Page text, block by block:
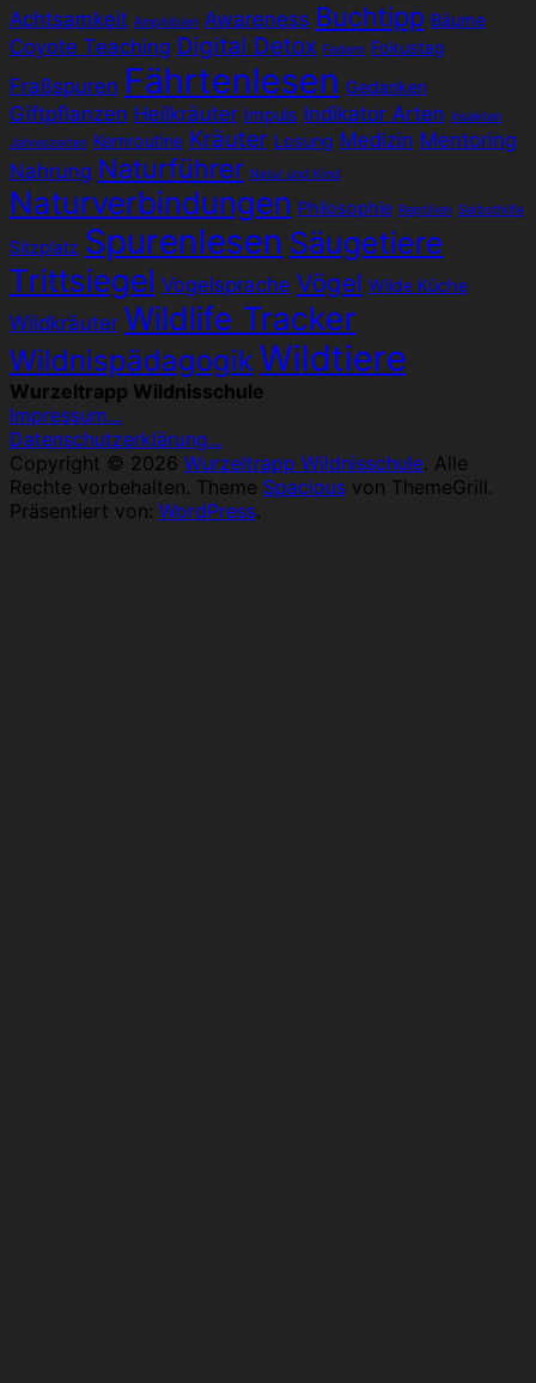
Achtsamkeit Amphibien Awareness Buchtipp Bäume
Coyote Teaching Digital Detox Federn Fokustag
Fraßspuren Fährtenlesen Gedanken
Giftpflanzen Heilkräuter Impuls Indikator Arten Insekten
Jahreszeiten Kernroutine Kräuter Losung Medizin Mentoring
Nahrung Naturführer Natur und Kind
Naturverbindungen Philosophie Reptilien Selbsthilfe
Sitzplatz Spurenlesen Säugetiere
Trittsiegel Vogelsprache Vögel Wilde Küche
Wildkräuter Wildlife Tracker
WildnispädagogikWildtiere
Wurzeltrapp Wildnisschule
Impressum...
Datenschutzerklärung...
Copyright © 2026 Wurzeltrapp Wildnisschule. Alle
Rechte vorbehalten. Theme Spacious von ThemeGrill.
Präsentiert von: WordPress.